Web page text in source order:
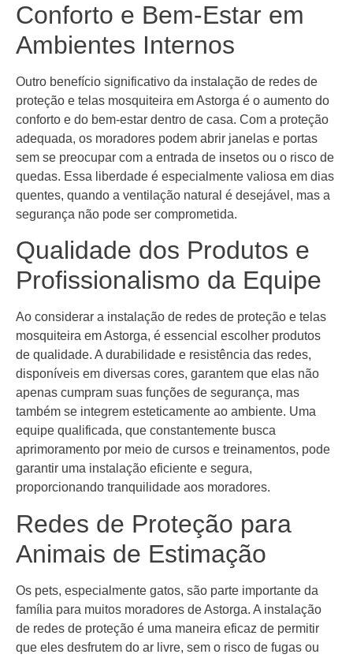
Conforto e Bem-Estar em
Ambientes Internos
Outro benefício significativo da instalação de redes de
proteção e telas mosquiteira em Astorga é o aumento do
conforto e do bem-estar dentro de casa. Com a proteção
adequada, os moradores podem abrir janelas e portas
sem se preocupar com a entrada de insetos ou o risco de
quedas. Essa liberdade é especialmente valiosa em dias
quentes, quando a ventilação natural é desejável, mas a
segurança não pode ser comprometida.
Qualidade dos Produtos e
Profissionalismo da Equipe
Ao considerar a instalação de redes de proteção e telas
mosquiteira em Astorga, é essencial escolher produtos
de qualidade. A durabilidade e resistência das redes,
disponíveis em diversas cores, garantem que elas não
apenas cumpram suas funções de segurança, mas
também se integrem esteticamente ao ambiente. Uma
equipe qualificada, que constantemente busca
aprimoramento por meio de cursos e treinamentos, pode
garantir uma instalação eficiente e segura,
proporcionando tranquilidade aos moradores.
Redes de Proteção para
Animais de Estimação
Os pets, especialmente gatos, são parte importante da
família para muitos moradores de Astorga. A instalação
de redes de proteção é uma maneira eficaz de permitir
que eles desfrutem do ar livre, sem o risco de fugas ou